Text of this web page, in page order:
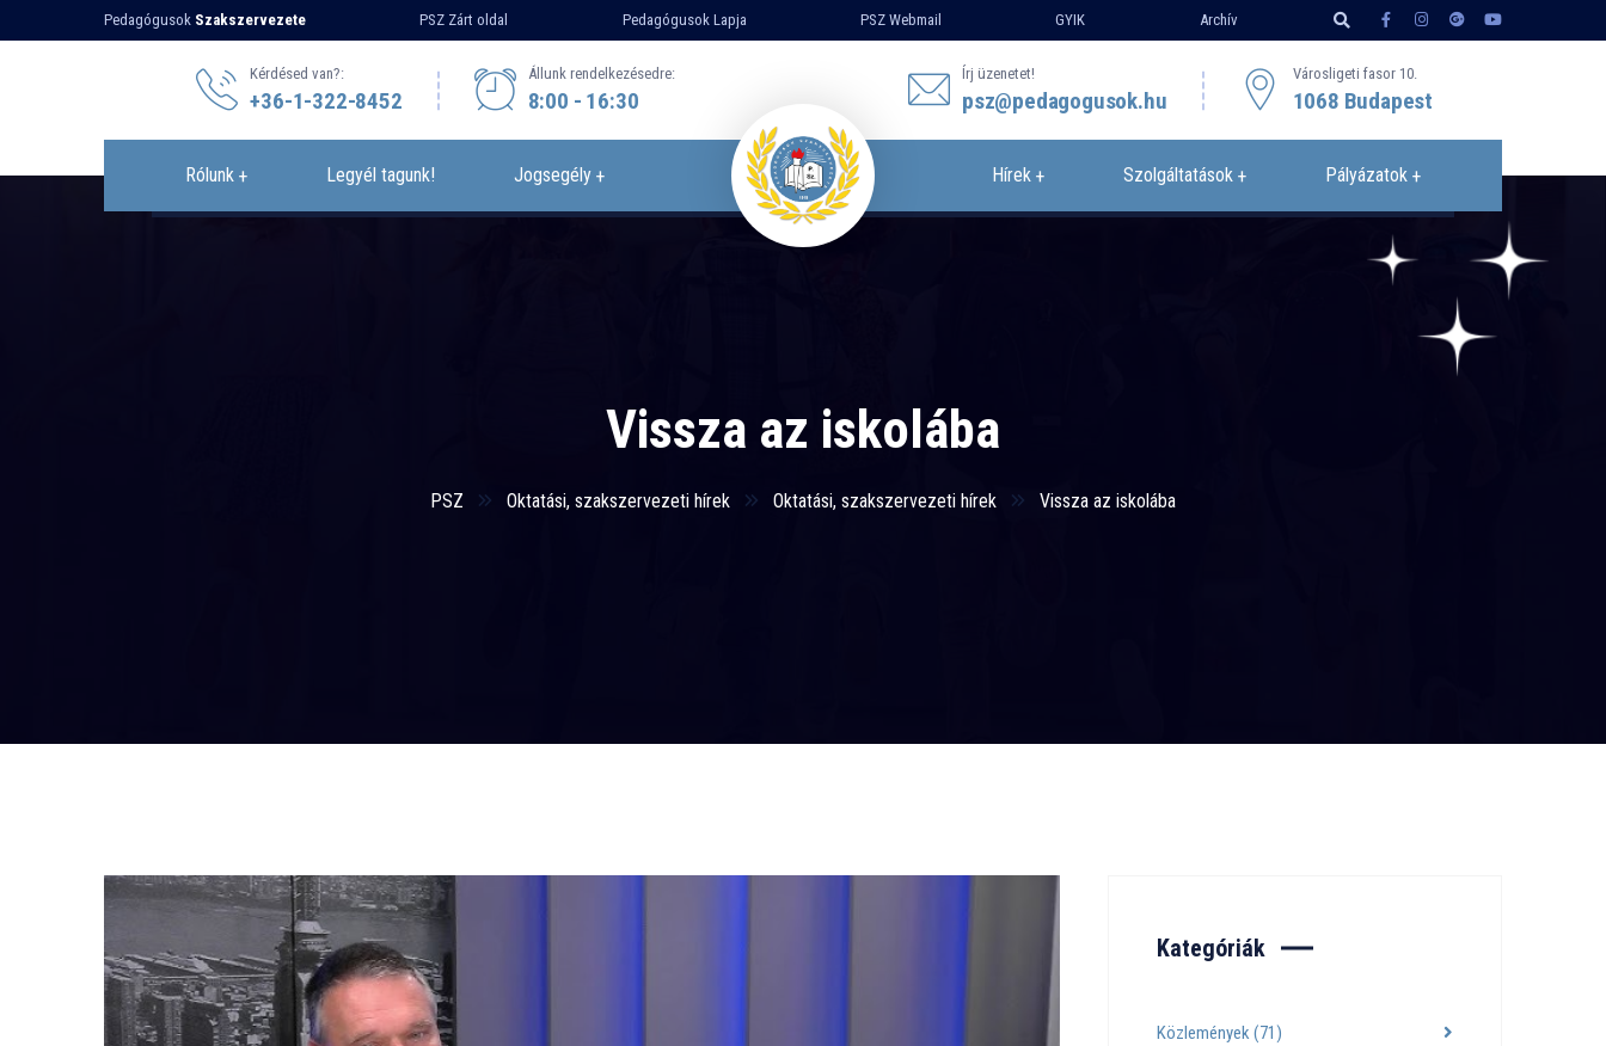
Pedagógusok Szakszervezete PSZ Zárt oldal Pedagógusok Lapja PSZ Webmail GYIK Archív
Kérdésed van?:
+36-1-322-8452
Állunk rendelkezésedre:
8:00 - 16:30
Írj üzenetet!
psz@pedagogusok.hu
Városligeti fasor 10.
1068 Budapest
Rólunk Legyél tagunk! Jogsegély Hírek Szolgáltatások Pályázatok
Vissza az iskolába
PSZ Oktatási, szakszervezeti hírek Oktatási, szakszervezeti hírek Vissza az iskolába
Kategóriák
Közlemények (71)